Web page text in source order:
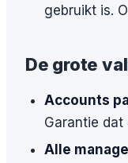
gebruikt is.
De grote
Accounts
Garantie dat
Alle